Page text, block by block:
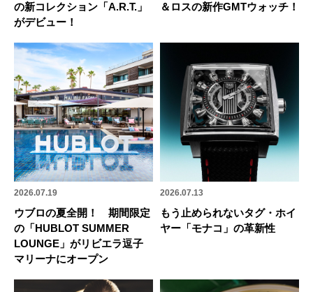
の新コレクション「A.R.T.」
がデビュー！
＆ロスの新作GMTウォッチ！
2026.07.19
ウブロの夏全開！ 期間限定
の「HUBLOT SUMMER
LOUNGE」がリビエラ逗子
マリーナにオープン
2026.07.13
もう止められないタグ・ホイ
ヤー「モナコ」の革新性